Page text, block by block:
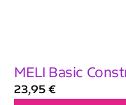
MELI Basic
23,95 €